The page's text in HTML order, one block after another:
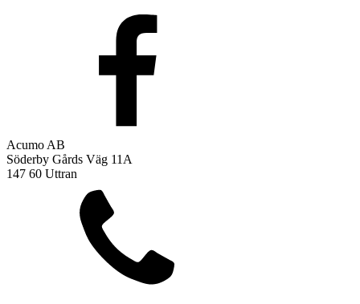
Acumo AB
Söderby Gårds Väg 11A
147 60 Uttran